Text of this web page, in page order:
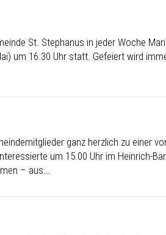
St. Stephanus in jeder Woche
um 16.30 Uhr statt. Gefeiert wird
ganz herzlich zu einer
um 15.00 Uhr im Heinrich-
– aus…